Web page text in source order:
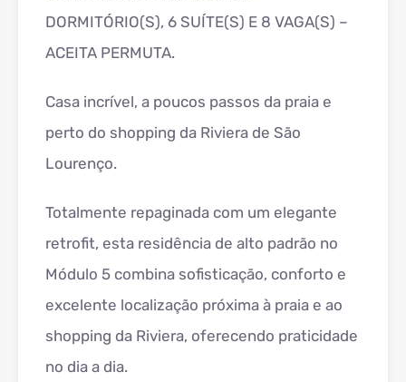
DORMITÓRIO(S), 6 SUÍTE(S) E 8 VAGA(S) –
ACEITA PERMUTA.
Casa incrível, a poucos passos da praia e
perto do shopping da Riviera de São
Lourenço.
Totalmente repaginada com um elegante
retrofit, esta residência de alto padrão no
Módulo 5 combina sofisticação, conforto e
excelente localização próxima à praia e ao
shopping da Riviera, oferecendo praticidade
no dia a dia.